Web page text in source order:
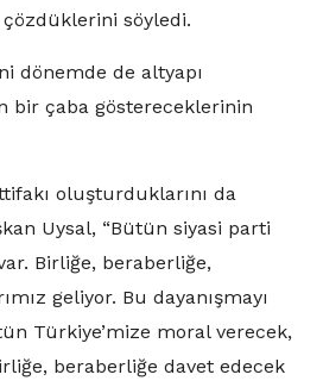
söyledi.
dönemde de altyapı
bir çaba göstereceklerinin
oluşturduklarını da
Uysal, “Bütün siyasi parti
Birliğe, beraberliğe,
geliyor. Bu dayanışmayı
Türkiye’mize moral verecek,
beraberliğe davet edecek